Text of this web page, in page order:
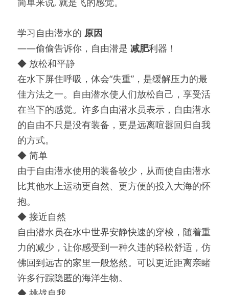
学习自由潜水的 原因
——偷偷告诉你，自由潜是 减肥利器！
◆ 放松和平静
在水下屏住呼吸，体会“失重”，是缓解压力的最
佳方法之一。自由潜水使人们放松自己，享受活
在当下的感觉。许多自由潜水员表示，自由潜水
的自由不只是没有装备，更是远离喧嚣回归自我
的方式。
◆ 简单
由于自由潜水使用的装备较少，从而使自由潜水
比其他水上运动更自然、更方便的投入大海的怀
抱。
◆ 接近自然
自由潜水员在水中世界安静快速的穿梭，随着重
力的减少，让你感受到一种久违的轻松舒适，仿
佛回到远古的家里一般悠然。可以更近距离亲睹
许多行踪隐匿的海洋生物。